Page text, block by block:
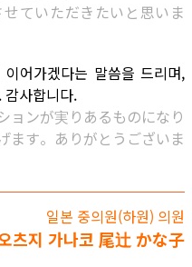
ていただきたいと思いま
어가겠다는 말씀을 드리며,
감사합니다.
ョンが実りあるものになり
ます。ありがとうございま
일본 중의원(하원) 의원
츠지 가나코 尾辻 かな子